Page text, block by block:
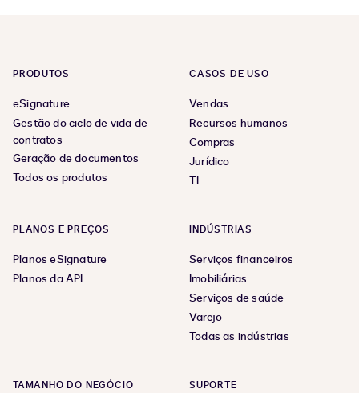
PRODUTOS
eSignature
Gestão do ciclo de vida de
contratos
Geração de documentos
Todos os produtos
CASOS DE USO
Vendas
Recursos humanos
Compras
Jurídico
TI
PLANOS E PREÇOS
Planos eSignature
Planos da API
INDÚSTRIAS
Serviços financeiros
Imobiliárias
Serviços de saúde
Varejo
Todas as indústrias
TAMANHO DO NEGÓCIO SUPORTE